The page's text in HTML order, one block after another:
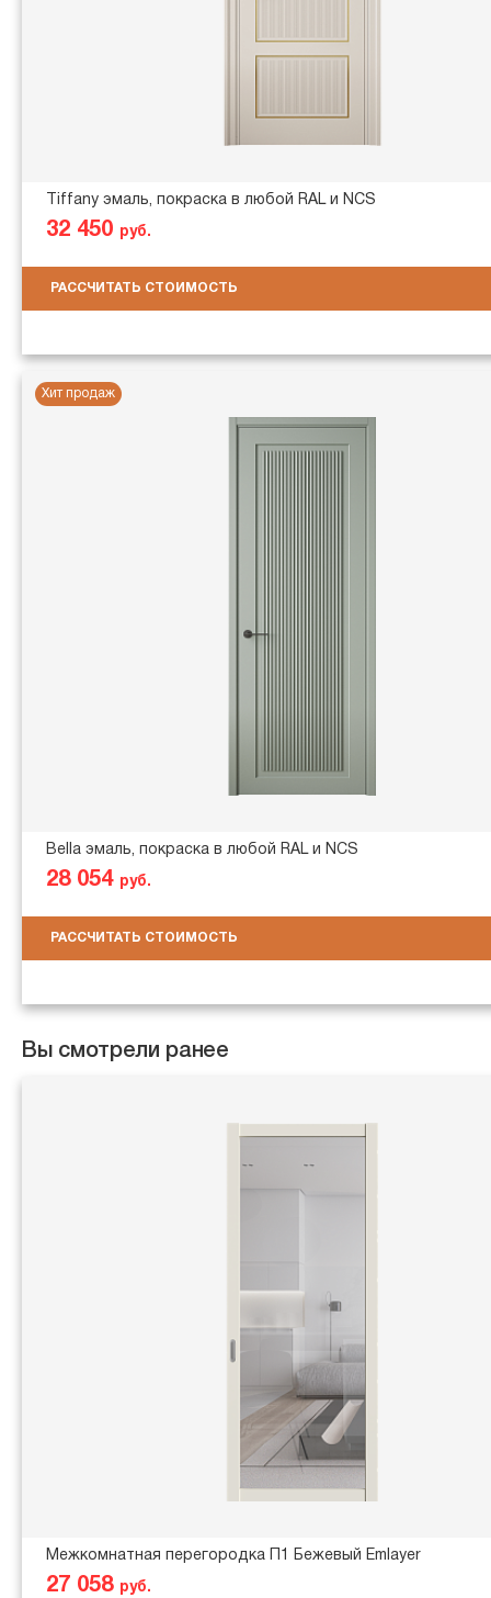
Tiffany эмаль, покраска в любой RAL и NCS
32 450 руб.
РАССЧИТАТЬ СТОИМОСТЬ
Хит продаж
Bella эмаль, покраска в любой RAL и NCS
28 054 руб.
РАССЧИТАТЬ СТОИМОСТЬ
Вы смотрели ранее
Межкомнатная перегородка П1 Бежевый Emlayer
27 058 руб.